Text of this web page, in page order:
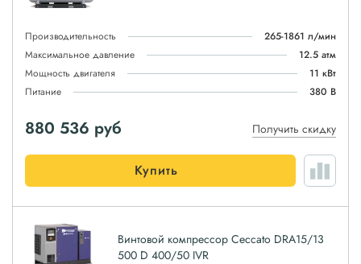
Производительность
265-1861 л/мин
Максимальное давление
12.5 атм
Мощность двигателя
11 кВт
Питание
380 В
880 536 руб Получить скидку
Купить
Винтовой компрессор Ceccato DRA15/13
500 D 400/50 IVR